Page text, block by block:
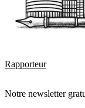
Rapporteur
Notre newsletter